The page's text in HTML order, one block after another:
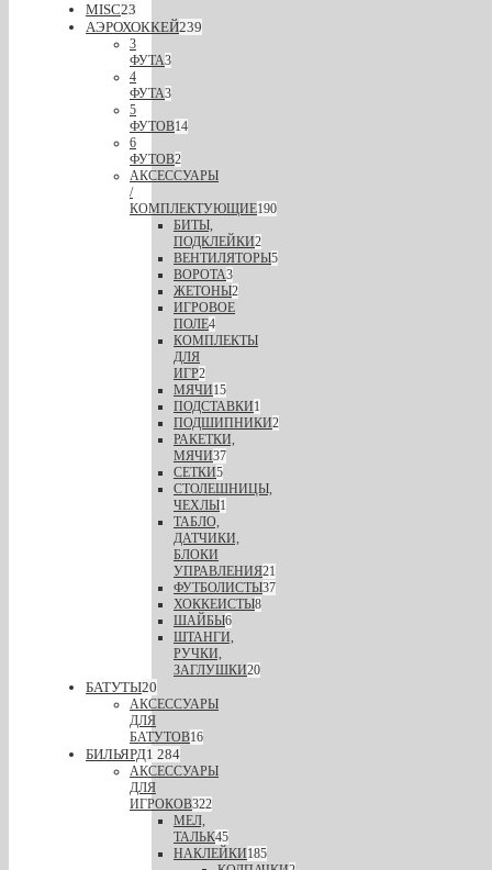
MISC23
АЭРОХОККЕЙ239
3
ФУТА3
4
ФУТА3
5
ФУТОВ14
6
ФУТОВ2
АКСЕССУАРЫ
/
КОМПЛЕКТУЮЩИЕ190
БИТЫ,
ПОДКЛЕЙКИ2
ВЕНТИЛЯТОРЫ5
ВОРОТА3
ЖЕТОНЫ2
ИГРОВОЕ
ПОЛЕ4
КОМПЛЕКТЫ
ДЛЯ
ИГР2
МЯЧИ15
ПОДСТАВКИ1
ПОДШИПНИКИ2
РАКЕТКИ,
МЯЧИ37
СЕТКИ5
СТОЛЕШНИЦЫ,
ЧЕХЛЫ1
ТАБЛО,
ДАТЧИКИ,
БЛОКИ
УПРАВЛЕНИЯ21
ФУТБОЛИСТЫ37
ХОККЕИСТЫ8
ШАЙБЫ6
ШТАНГИ,
РУЧКИ,
ЗАГЛУШКИ20
БАТУТЫ20
АКСЕССУАРЫ
ДЛЯ
БАТУТОВ16
БИЛЬЯРД1 284
АКСЕССУАРЫ
ДЛЯ
ИГРОКОВ322
МЕЛ,
ТАЛЬК45
НАКЛЕЙКИ185